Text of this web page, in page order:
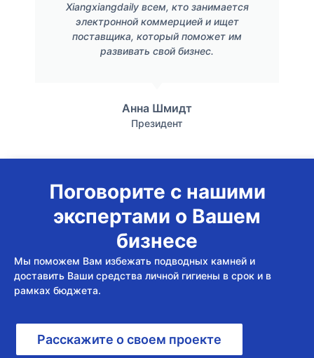
Xiangxiangdaily всем, кто занимается
электронной коммерцией и ищет
поставщика, который поможет им
развивать свой бизнес.
Анна Шмидт
Президент
Поговорите с нашими
экспертами о Вашем
бизнесе
Мы поможем Вам избежать подводных камней и
доставить Ваши средства личной гигиены в срок и в
рамках бюджета.
Расскажите о своем проекте